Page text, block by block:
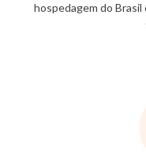
hospedagem do